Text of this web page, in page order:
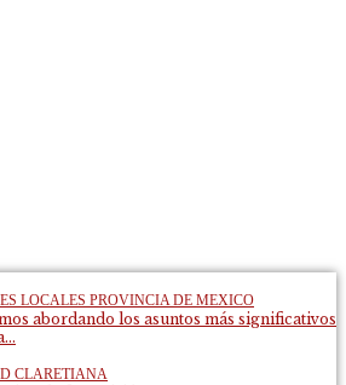
LOCALES PROVINCIA DE MEXICO
abordando los asuntos más significativos
CLARETIANA